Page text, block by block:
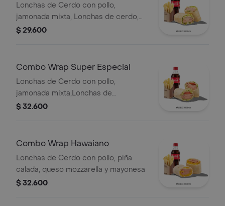
Lonchas de Cerdo con pollo,
jamonada mixta, Lonchas de cerdo,
cordero y res, queso mozzarella,
$ 29.600
Combo Wrap Super Especial
Lonchas de Cerdo con pollo,
jamonada mixta,Lonchas de
cerdo,cordero y res,
Qbano
$ 32.600
Combo Wrap Hawaiano
Lonchas de Cerdo con pollo, piña
calada, queso mozzarella y mayonesa
$ 32.600